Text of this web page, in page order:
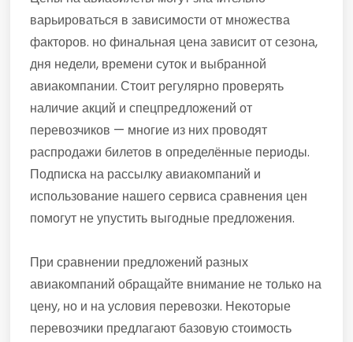
варьироваться в зависимости от множества
факторов. но финальная цена зависит от сезона,
дня недели, времени суток и выбранной
авиакомпании. Стоит регулярно проверять
наличие акций и спецпредложений от
перевозчиков — многие из них проводят
распродажи билетов в определённые периоды.
Подписка на рассылку авиакомпаний и
использование нашего сервиса сравнения цен
помогут не упустить выгодные предложения.
При сравнении предложений разных
авиакомпаний обращайте внимание не только на
цену, но и на условия перевозки. Некоторые
перевозчики предлагают базовую стоимость